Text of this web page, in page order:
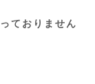
ておりません